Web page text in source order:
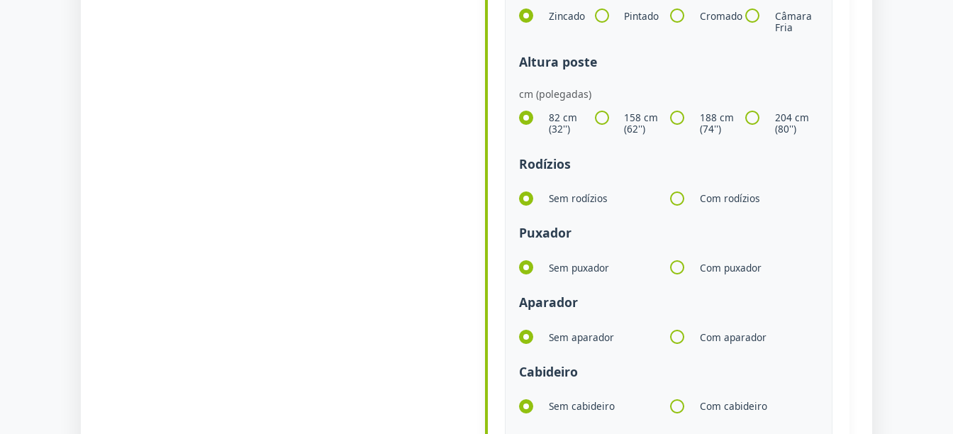
Zincado Pintado Cromado
Câmara
Fria
Altura poste
cm (polegadas)
82 cm
(32'')
158 cm
(62'')
188 cm
(74'')
204 cm
(80'')
Rodízios
Sem rodízios Com rodízios
Puxador
Sem puxador Com puxador
Aparador
Sem aparador Com aparador
Cabideiro
Sem cabideiro Com cabideiro